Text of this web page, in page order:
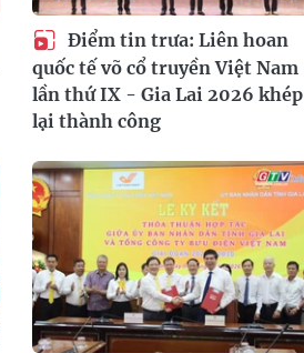
Điểm tin trưa: Liên hoan
quốc tế võ cổ truyền Việt Nam
lần thứ IX - Gia Lai 2026 khép
lại thành công